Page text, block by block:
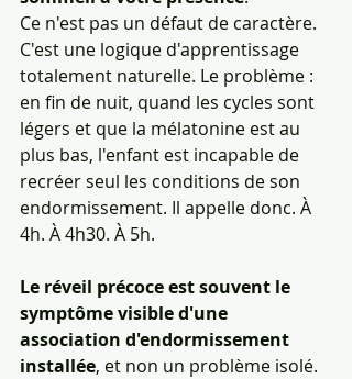
Ce n'est pas un défaut de caractère.
C'est une logique d'apprentissage
totalement naturelle. Le problème :
en fin de nuit, quand les cycles sont
légers et que la mélatonine est au
plus bas, l'enfant est incapable de
recréer seul les conditions de son
endormissement. Il appelle donc. À
4h. À 4h30. À 5h.
Le réveil précoce est souvent le
symptôme visible d'une
association d'endormissement
installée, et non un problème isolé.